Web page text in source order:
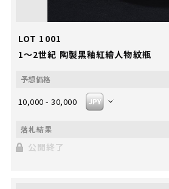
LOT 1001
1～2世紀 陶製黑釉紅繪人物紋瓶
10,000 - 30,000
公開終了